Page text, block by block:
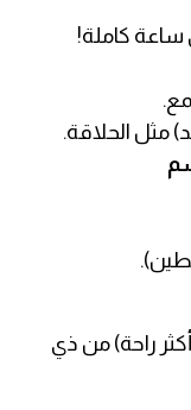
ساعة كاملة!
مثل الحلاقة.
راحة) من ذي